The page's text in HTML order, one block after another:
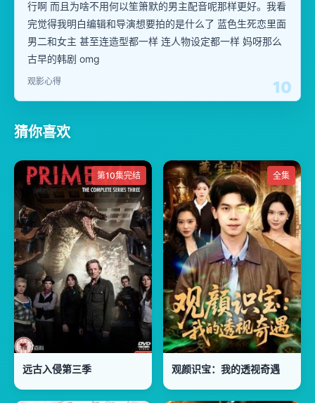
10
行啊 而且为啥不用何以笙箫默的男主配音呢那样更好。我看
完觉得我明白编辑和导演想要拍的是什么了 蓝色生死恋里面
男二和女主 甚至连造型都一样 连人物设定都一样 妈呀那么
古早的韩剧 omg
观影心得
猜你喜欢
第10集完结
远古入侵第三季
全集
观颜识宝：我的透视奇遇